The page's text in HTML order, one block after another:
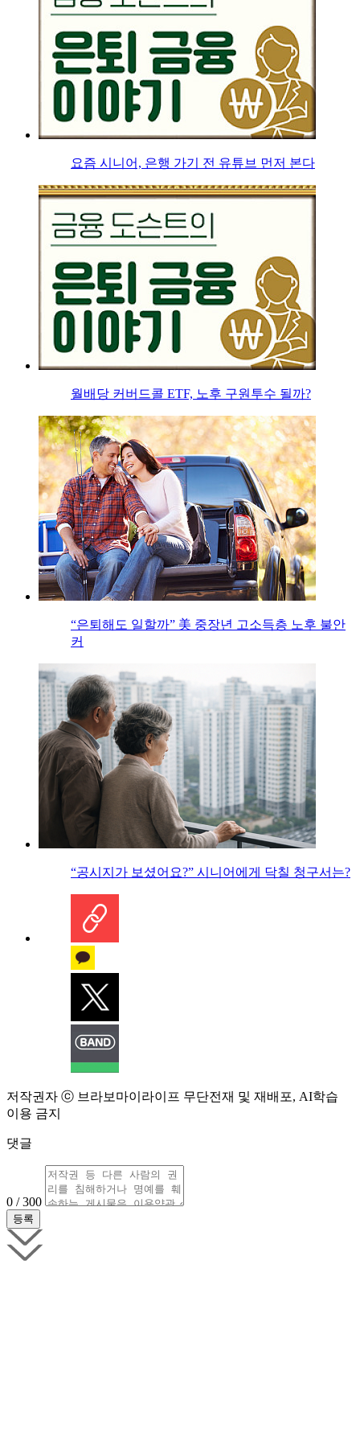
요즘 시니어, 은행 가기 전 유튜브 먼저 본다
월배당 커버드콜 ETF, 노후 구원투수 될까?
“은퇴해도 일할까” 美 중장년 고소득층 노후 불안
커
“공시지가 보셨어요?” 시니어에게 닥칠 청구서는?
저작권자 ⓒ 브라보마이라이프 무단전재 및 재배포, AI학습
이용 금지
댓글
0 / 300